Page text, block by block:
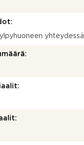
yhteydessä.